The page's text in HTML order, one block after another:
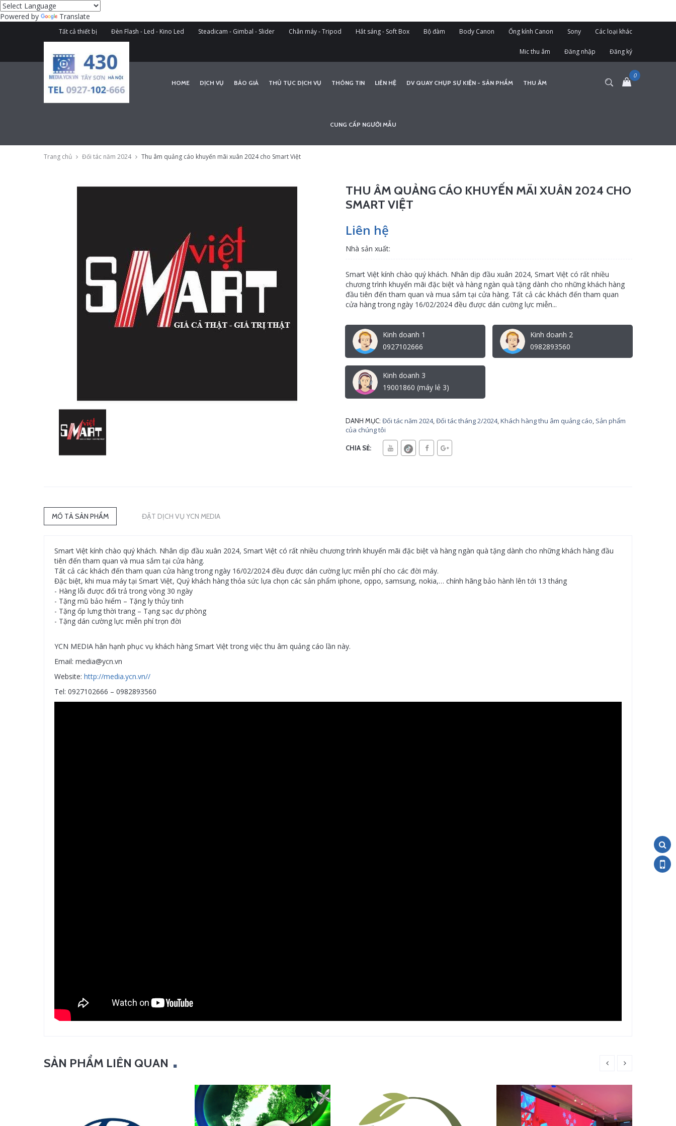
Powered by Translate
Tất cả thiết bị Đèn Flash - Led - Kino Led Steadicam - Gimbal - Slider Chân máy - Tripod Hắt sáng - Soft Box Bộ đàm Body Canon Ống kính Canon Sony Các loại khác
Mic thu âm Đăng nhập Đăng ký
HOME DỊCH VỤ BÁO GIÁ THỦ TỤC DỊCH VỤ THÔNG TIN LIÊN HỆ DV QUAY CHỤP SỰ KIỆN - SẢN PHẨM THU ÂM
CUNG CẤP NGƯỜI MẪU
Trang chủ Đối tác năm 2024 Thu âm quảng cáo khuyến mãi xuân 2024 cho Smart Việt
THU ÂM QUẢNG CÁO KHUYẾN MÃI XUÂN 2024 CHO
SMART VIỆT
Liên hệ
Nhà sản xuất:
Smart Việt kính chào quý khách. Nhân dịp đầu xuân 2024, Smart Việt có rất nhiều
chương trình khuyến mãi đặc biệt và hàng ngàn quà tặng dành cho những khách hàng
đầu tiên đến tham quan và mua sắm tại cửa hàng. Tất cả các khách đến tham quan
cửa hàng trong ngày 16/02/2024 đều được dán cường lực miễn...
Kinh doanh 1
0927102666
Kinh doanh 2
0982893560
Kinh doanh 3
19001860 (máy lẻ 3)
DANH MỤC: Đối tác năm 2024,Đối tác tháng 2/2024,Khách hàng thu âm quảng cáo, Sản phẩm
của chúng tôi
CHIA SẺ:
MÔ TẢ SẢN PHẨM ĐẶT DỊCH VỤ YCN MEDIA
Smart Việt kính chào quý khách. Nhân dịp đầu xuân 2024, Smart Việt có rất nhiều chương trình khuyến mãi đặc biệt và hàng ngàn quà tặng dành cho những khách hàng đầu
tiên đến tham quan và mua sắm tại cửa hàng.
Tất cả các khách đến tham quan cửa hàng trong ngày 16/02/2024 đều được dán cường lực miễn phí cho các đời máy.
Đặc biệt, khi mua máy tại Smart Việt, Quý khách hàng thỏa sức lựa chọn các sản phẩm iphone, oppo, samsung, nokia,… chính hãng bảo hành lên tới 13 tháng
- Hàng lỗi được đổi trả trong vòng 30 ngày
- Tặng mũ bảo hiểm – Tặng ly thủy tinh
- Tặng ốp lưng thời trang – Tạng sạc dự phòng
- Tặng dán cường lực miễn phí trọn đời
YCN MEDIA hân hạnh phục vụ khách hàng Smart Việt trong việc thu âm quảng cáo lần này.
Email: media@ycn.vn
Website: http://media.ycn.vn//
Tel: 0927102666 – 0982893560
SẢN PHẨM LIÊN QUAN